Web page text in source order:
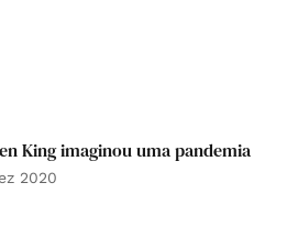
King imaginou uma pandemia
2020